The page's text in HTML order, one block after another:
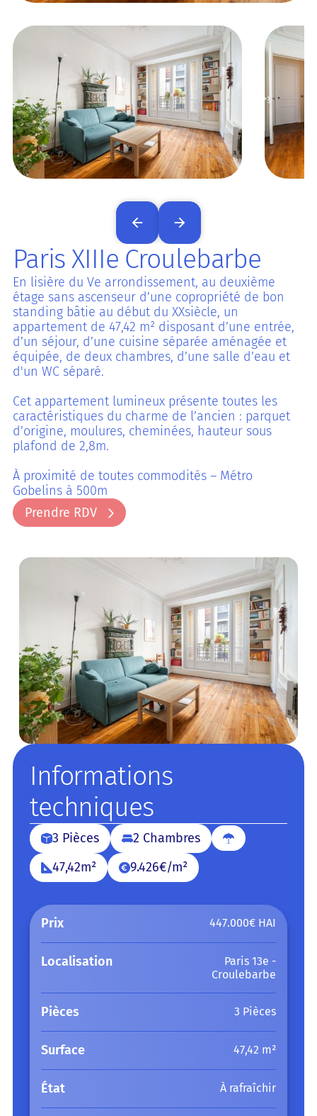
Paris XIIIe Croulebarbe
En lisière du Ve arrondissement, au deuxième
étage sans ascenseur d’une copropriété de bon
standing bâtie au début du XXsiècle, un
appartement de 47,42 m² disposant d’une entrée,
d’un séjour, d’une cuisine séparée aménagée et
équipée, de deux chambres, d’une salle d’eau et
d'un WC séparé.
Cet appartement lumineux présente toutes les
caractéristiques du charme de l’ancien : parquet
d’origine, moulures, cheminées, hauteur sous
plafond de 2,8m.
À proximité de toutes commodités – Métro
Gobelins à 500m
Prendre RDV
Prendre RDV
Informations
techniques
3 Pièces
2 Chambres
47,42m²
9.426€/m²
Prix 447.000€ HAI
Localisation
Paris 13e -
Croulebarbe
Pièces 3 Pièces
Surface 47,42 m²
État À rafraîchir